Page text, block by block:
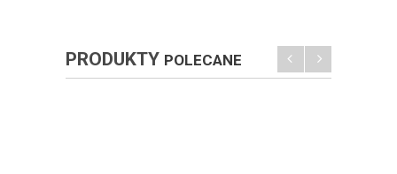
PRODUKTY POLECANE